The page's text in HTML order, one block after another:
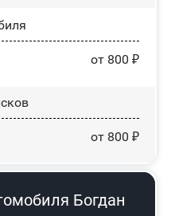
от 800 ₽
от 800 ₽
Богдан